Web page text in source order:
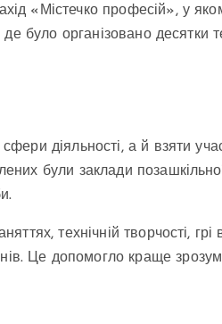
«Містечко професій», у
було організовано десятки
діяльності, а й взяти
були заклади
технічній творчості,
Це допомогло краще